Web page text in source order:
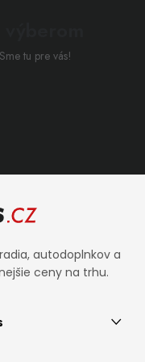
tu pre vás!
autodoplnkov a
ceny na trhu.